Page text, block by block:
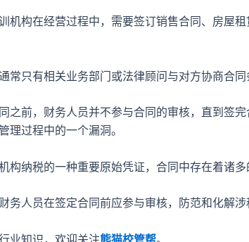
构在经营过程中，需要签订销售合同、房屋租
只有相关业务部门或法律顾问与对方协商合同
前，财务人员并不参与合同的审核，直到签完
理过程中的一个漏洞。
纳税的一种重要原始凭证，合同中存在着诸多
人员在签定合同前应参与审核，防范和化解涉
知识，欢迎关注熊猫校管帮。